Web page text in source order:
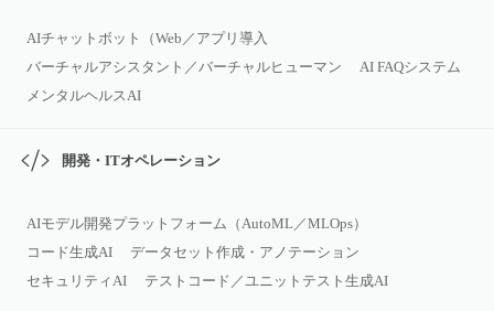
AIチャットボット（Web／アプリ導入
バーチャルアシスタント／バーチャルヒューマン
AI FAQシステム
メンタルヘルスAI
開発・ITオペレーション
AIモデル開発プラットフォーム（AutoML／MLOps）
コード生成AI
データセット作成・アノテーション
セキュリティAI
テストコード／ユニットテスト生成AI